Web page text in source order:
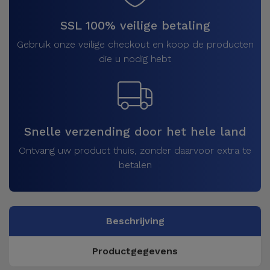
SSL 100% veilige betaling
Gebruik onze veilige checkout en koop de producten
die u nodig hebt
Snelle verzending door het hele land
Ontvang uw product thuis, zonder daarvoor extra te
betalen
Beschrijving
Productgegevens